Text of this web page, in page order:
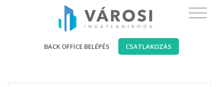
BACK OFFICE BELÉPÉS CSATLAKOZÁS